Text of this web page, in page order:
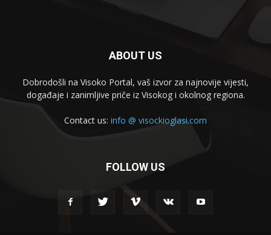
ABOUT US
Dobrodošli na Visoko Portal, vaš izvor za najnovije vijesti,
događaje i zanimljive priče iz Visokog i okolnog regiona.
Contact us: info @ visockioglasi.com
FOLLOW US